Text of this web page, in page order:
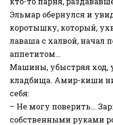
Эльмар обернулся и
коротышку, который,
лаваша с халвой, начал
аппетитом…
Машины, убыстряя ход,
кладбища. Амир-киши
себя:
– Не могу поверить…
собственными руками